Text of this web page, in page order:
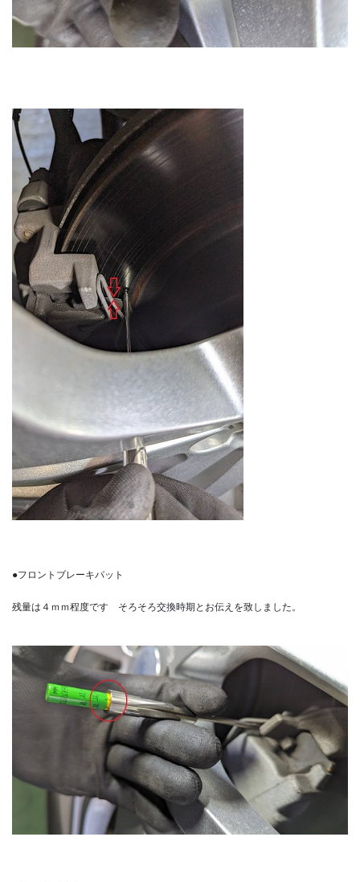
●フロントブレーキパット
残量は４ｍｍ程度です そろそろ交換時期とお伝えを致しました。